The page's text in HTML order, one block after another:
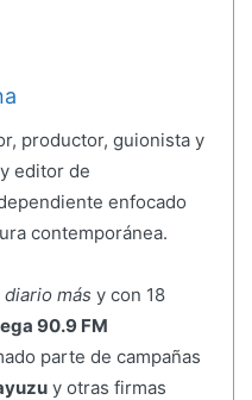
productor, guionista y
editor de
enfocado
contemporánea.
diario más y con 18
90.9 FM
parte de campañas
y otras firmas